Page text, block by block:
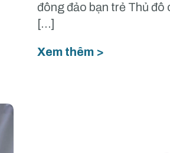
đông đảo bạn trẻ Thủ đô
[…]
Xem thêm >